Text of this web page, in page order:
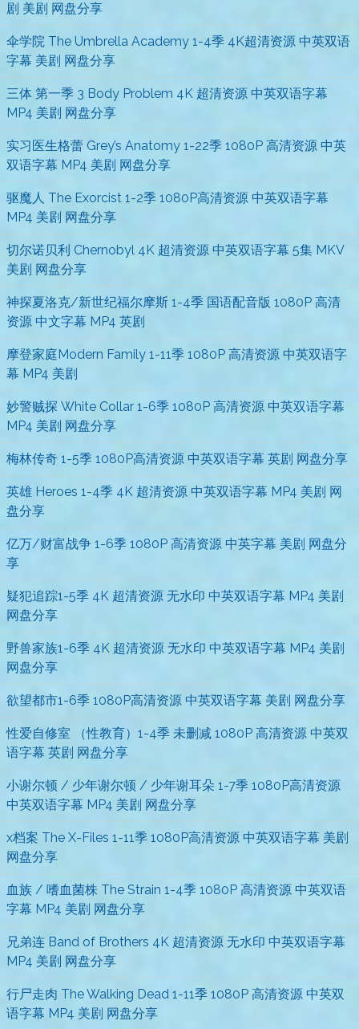
剧 美剧 网盘分享
伞学院 The Umbrella Academy 1-4季 4K超清资源 中英双语
字幕 美剧 网盘分享
三体 第一季 3 Body Problem 4K 超清资源 中英双语字幕
MP4 美剧 网盘分享
实习医生格蕾 Grey’s Anatomy 1-22季 1080P 高清资源 中英
双语字幕 MP4 美剧 网盘分享
驱魔人 The Exorcist 1-2季 1080P高清资源 中英双语字幕
MP4 美剧 网盘分享
切尔诺贝利 Chernobyl 4K 超清资源 中英双语字幕 5集 MKV
美剧 网盘分享
神探夏洛克/新世纪福尔摩斯 1-4季 国语配音版 1080P 高清
资源 中文字幕 MP4 英剧
摩登家庭Modern Family 1-11季 1080P 高清资源 中英双语字
幕 MP4 美剧
妙警贼探 White Collar 1-6季 1080P 高清资源 中英双语字幕
MP4 美剧 网盘分享
梅林传奇 1-5季 1080P高清资源 中英双语字幕 英剧 网盘分享
英雄 Heroes 1-4季 4K 超清资源 中英双语字幕 MP4 美剧 网
盘分享
亿万/财富战争 1-6季 1080P 高清资源 中英字幕 美剧 网盘分
享
疑犯追踪1-5季 4K 超清资源 无水印 中英双语字幕 MP4 美剧
网盘分享
野兽家族1-6季 4K 超清资源 无水印 中英双语字幕 MP4 美剧
网盘分享
欲望都市1-6季 1080P高清资源 中英双语字幕 美剧 网盘分享
性爱自修室 （性教育）1-4季 未删减 1080P 高清资源 中英双
语字幕 英剧 网盘分享
小谢尔顿 / 少年谢尔顿 / 少年谢耳朵 1-7季 1080P高清资源
中英双语字幕 MP4 美剧 网盘分享
x档案 The X-Files 1-11季 1080P高清资源 中英双语字幕 美剧
网盘分享
血族 / 嗜血菌株 The Strain 1-4季 1080P 高清资源 中英双语
字幕 MP4 美剧 网盘分享
兄弟连 Band of Brothers 4K 超清资源 无水印 中英双语字幕
MP4 美剧 网盘分享
行尸走肉 The Walking Dead 1-11季 1080P 高清资源 中英双
语字幕 MP4 美剧 网盘分享